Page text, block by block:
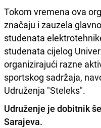
Tokom vremena ova
značaju i zauzela
studenata
studenata cijelog
organizirajući razne
sportskog sadržaja,
Udruženja "Steleks".
Udruženje je dobitnik
Sarajeva.